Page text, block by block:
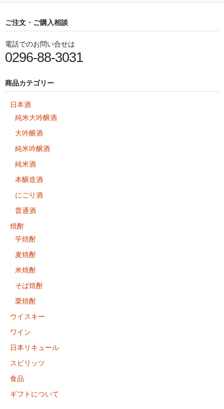
ご注文・ご購入相談
電話でのお問い合せは
0296-88-3031
商品カテゴリー
日本酒
純米大吟醸酒
大吟醸酒
純米吟醸酒
純米酒
本醸造酒
にごり酒
普通酒
焼酎
芋焼酎
麦焼酎
米焼酎
そば焼酎
栗焼酎
ウイスキー
ワイン
日本リキュール
スピリッツ
食品
ギフトについて